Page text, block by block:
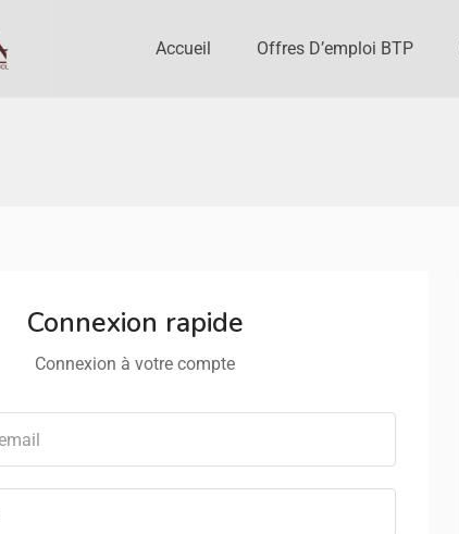
Accueil Offres D’emploi BTP
Connexion rapide
Connexion à votre compte